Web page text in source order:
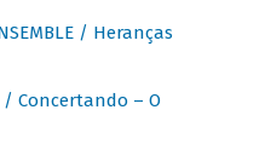
/ Heranças
/ Concertando – O